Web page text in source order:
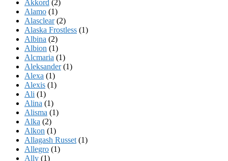
Akkord (2)
Alamo (1)
Alasclear(2)
Alaska Frostless (1)
Albina (2)
Albion (1)
Alcmaria (1)
Aleksander(1)
Alexa (1)
Alexis (1)
Ali (1)
Alina (1)
Alisma (1)
Alka (2)
Alkon (1)
Allagash Russet (1)
Allegro (1)
Ally (1)